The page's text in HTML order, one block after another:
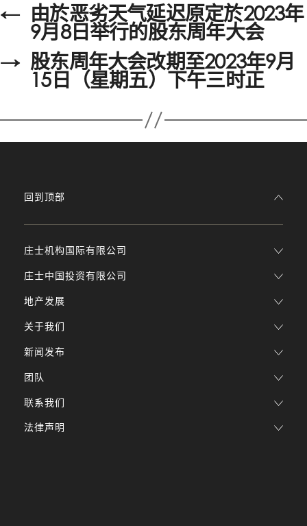
← 由於恶劣天气延迟原定於2023年
9月8日举行的股东周年大会
→ 股东周年大会改期至2023年9月
15日（星期五）下午三时正
庄士机构国际有限公司
庄士中国投资有限公司
地产发展
关于我们
新闻发布
团队
回到顶部
联系我们
法律声明